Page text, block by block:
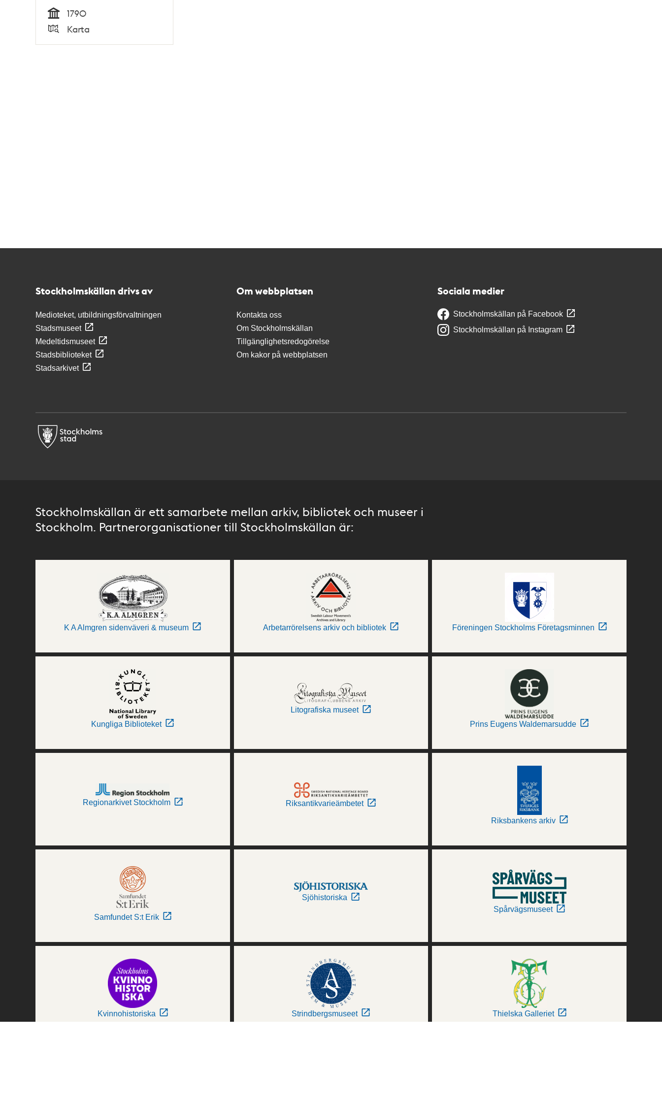
Tid
1790
Typ
Karta
Stockholmskällan drivs av
Medioteket, utbildningsförvaltningen
Stadsmuseet
Medeltidsmuseet
Stadsbiblioteket
Stadsarkivet
Om webbplatsen
Kontakta oss
Om Stockholmskällan
Tillgänglighetsredogörelse
Om kakor på webbplatsen
Sociala medier
Stockholmskällan på Facebook
Stockholmskällan på Instagram
Stockholmskällan är ett samarbete mellan arkiv, bibliotek och museer i
Stockholm. Partnerorganisationer till Stockholmskällan är:
K A Almgren sidenväveri & museum Arbetarrörelsens arkiv och bibliotek Föreningen Stockholms Företagsminnen
Kungliga Biblioteket
Litografiska museet
Prins Eugens Waldemarsudde
Regionarkivet Stockholm Riksantikvarieämbetet
Riksbankens arkiv
Samfundet S:t Erik
Sjöhistoriska
Spårvägsmuseet
Kvinnohistoriska Strindbergsmuseet Thielska Galleriet